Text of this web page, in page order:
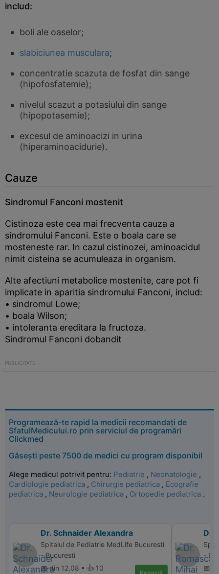
includ:
boli ale oaselor;
slabiciunea musculara;
concentratie scazuta de fosfat din sange
(hipofosfatemie);
nivelul scazut a potasiului din sange
(hipopotasemie);
excesul de aminoacizi in urina
(hiperaminoacidurie).
Cauze
Sindromul Fanconi mostenit
Cistinoza este cea mai frecventa cauza a
sindromului Fanconi. Este o boala care se
mosteneste rar. In cazul cistinozei, aminoacidul
nimit cisteina se acumuleaza in organism.
Alte afectiuni metabolice mostenite, care pot fi
implicate in aparitia sindromului Fanconi, includ:
• sindromul Lowe;
• boala Wilson;
• intoleranta ereditara la fructoza.
Sindromul Fanconi dobandit
Programează-te rapid la medicii recomandați de
SfatulMedicului.ro prin serviciul de programări
Clickmed
Găsești peste 7500 de medici cu program disponibil
Alege medicul potrivit pentru: Pediatrie , Neonatologie ,
Cardiologie pediatrica , Chirurgie pediatrica , Ecografie
pediatrica , Neurologie pediatrica , Ortopedie pediatrica .
Dr. Schnaider Alexandra
Spitalul de Pediatrie MedLife Bucuresti
- Bucuresti
📅 din 12.08 • 👍 10
Dr.
-
📅